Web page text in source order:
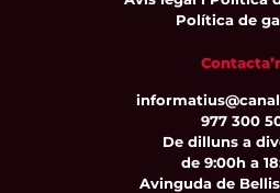
Política de
977 300
De dilluns a
de 9:00h a
Avinguda de